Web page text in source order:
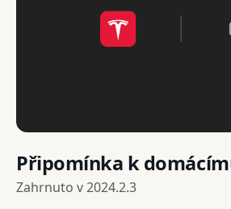
Připomínka k
Zahrnuto v2024.2.3